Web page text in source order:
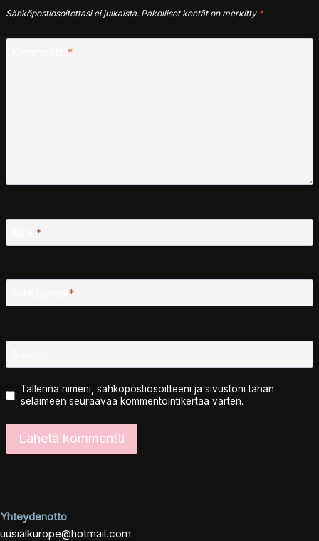
Sähköpostiosoitettasi ei julkaista. Pakolliset kentät on merkitty *
*
*
*
Tallenna nimeni, sähköpostiosoitteeni ja sivustoni tähän
selaimeen seuraavaa kommentointikertaa varten.
Yhteydenotto
uusialkurope@hotmail.com